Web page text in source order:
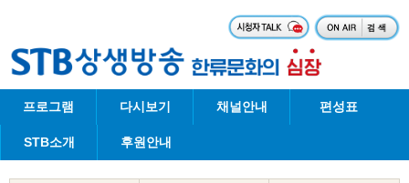
프로그램 다시보기 채널안내 편성표
STB소개 후원안내